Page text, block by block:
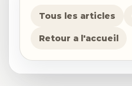
Tous les articles
Retour a l'accueil